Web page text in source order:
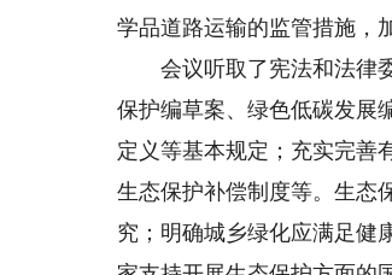
学品道路运输的监管措施，
会议听取了宪法和法律委
保护编草案、绿色低碳发展
定义等基本规定；充实完善
生态保护补偿制度等。生态
究；明确城乡绿化应满足健